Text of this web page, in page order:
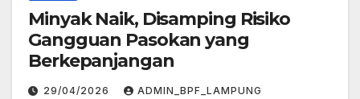
Minyak Naik, Disamping Risiko
Gangguan Pasokan yang
Berkepanjangan
29/04/2026 ADMIN_BPF_LAMPUNG